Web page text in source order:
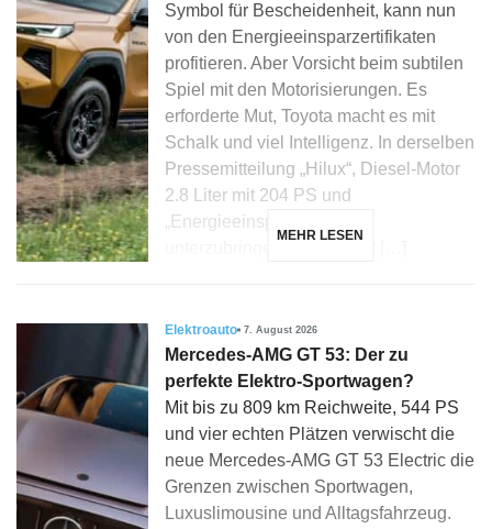
Symbol für Bescheidenheit, kann nun
von den Energieeinsparzertifikaten
profitieren. Aber Vorsicht beim subtilen
Spiel mit den Motorisierungen. Es
erforderte Mut, Toyota macht es mit
Schalk und viel Intelligenz. In derselben
Pressemitteilung „Hilux“, Diesel-Motor
2.8 Liter mit 204 PS und
„Energieeinsparzertifikate“
MEHR LESEN
Elektroauto 7. August 2026
Mercedes-AMG GT 53: Der zu
perfekte Elektro-Sportwagen?
Mit bis zu 809 km Reichweite, 544 PS
und vier echten Plätzen verwischt die
neue Mercedes-AMG GT 53 Electric die
Grenzen zwischen Sportwagen,
Luxuslimousine und Alltagsfahrzeug.